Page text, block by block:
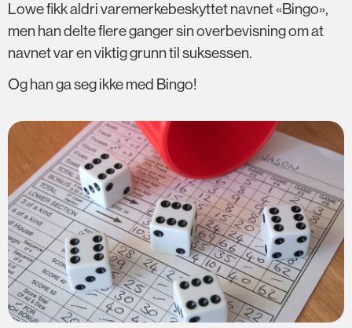
Lowe fikk aldri varemerkebeskyttet navnet «Bingo»,
men han delte flere ganger sin overbevisning om at
navnet var en viktig grunn til suksessen.
Og han ga seg ikke med Bingo!